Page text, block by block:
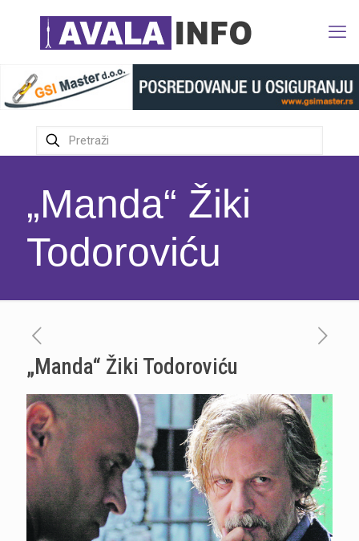
„Manda“ Žiki
Todoroviću
„Manda“ Žiki Todoroviću